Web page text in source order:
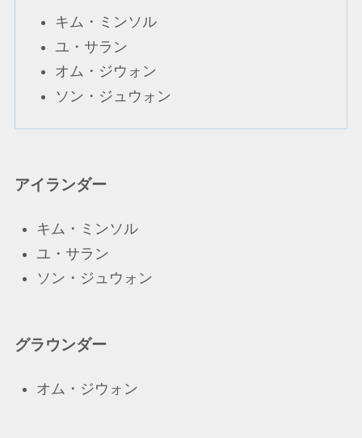
キム・ミンソル
ユ・サラン
オム・ジウォン
ソン・ジュウォン
アイランダー
キム・ミンソル
ユ・サラン
ソン・ジュウォン
グラウンダー
オム・ジウォン